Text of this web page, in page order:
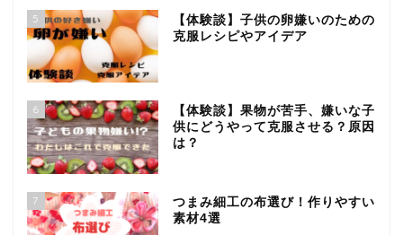
5
【体験談】子供の卵嫌いのための
克服レシピやアイデア
6
【体験談】果物が苦手、嫌いな子
供にどうやって克服させる？原因
は？
7
つまみ細工の布選び！作りやすい
素材4選